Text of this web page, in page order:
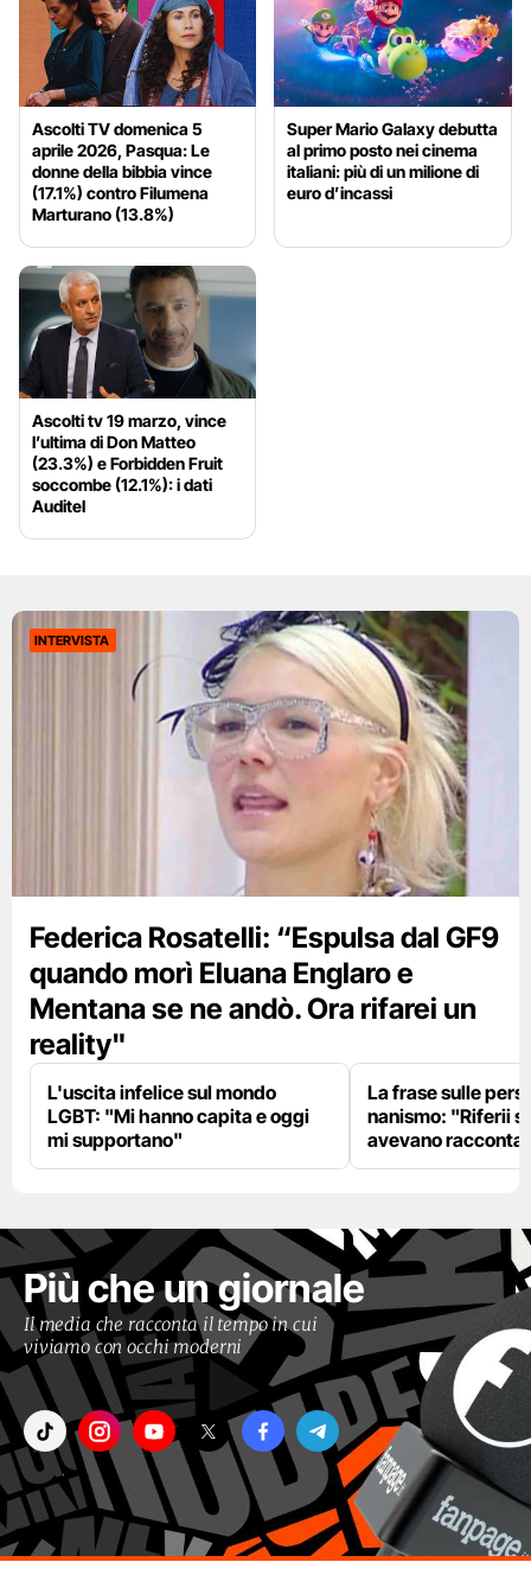
Ascolti TV domenica 5
aprile 2026, Pasqua: Le
donne della bibbia vince
(17.1%) contro Filumena
Marturano (13.8%)
Super Mario Galaxy debutta
al primo posto nei cinema
italiani: più di un milione di
euro d’incassi
Ascolti tv 19 marzo, vince
l’ultima di Don Matteo
(23.3%) e Forbidden Fruit
soccombe (12.1%): i dati
Auditel
INTERVISTA
Federica Rosatelli: “Espulsa dal GF9
quando morì Eluana Englaro e
Mentana se ne andò. Ora rifarei un
reality"
L'uscita infelice sul mondo
LGBT: "Mi hanno capita e oggi
mi supportano"
La frase sulle
nanismo: "Riferii
avevano
Più che un giornale
Il media che racconta il tempo in cui
viviamo con occhi moderni